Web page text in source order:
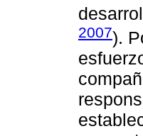
2007).